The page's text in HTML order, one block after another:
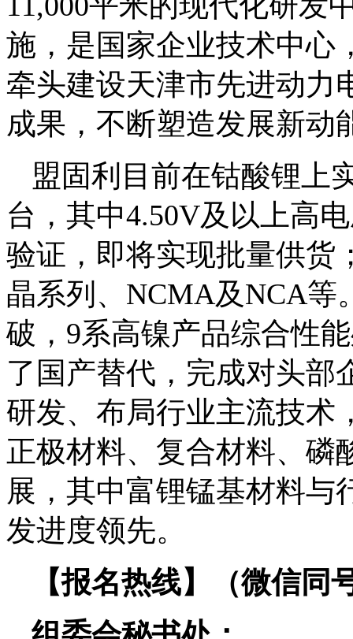
施，是国家企业技术中心
牵头建设天津市先进动力
成果，不断塑造发展新动
盟固利目前在钴酸锂上
台，其中4.50V及以上高
验证，即将实现批量供货
晶系列、NCMA及NCA等
破，9系高镍产品综合性
了国产替代，完成对头部
研发、布局行业主流技术
正极材料、复合材料、磷
展，其中富锂锰基材料与
发进度领先。
【报名热线】（微信同